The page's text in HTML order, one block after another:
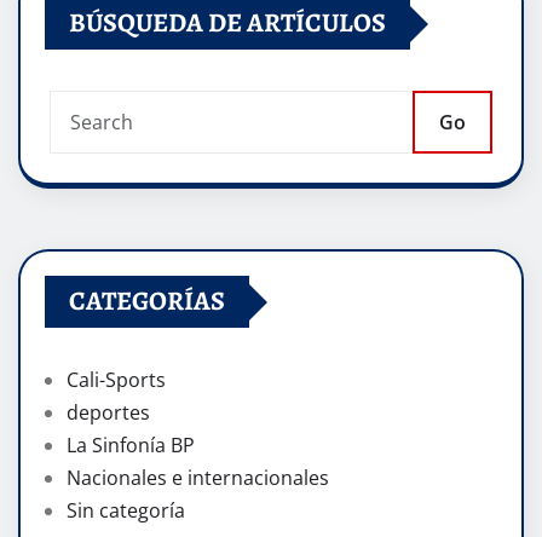
BÚSQUEDA DE ARTÍCULOS
Go
CATEGORÍAS
Cali-Sports
deportes
La Sinfonía BP
Nacionales e internacionales
Sin categoría